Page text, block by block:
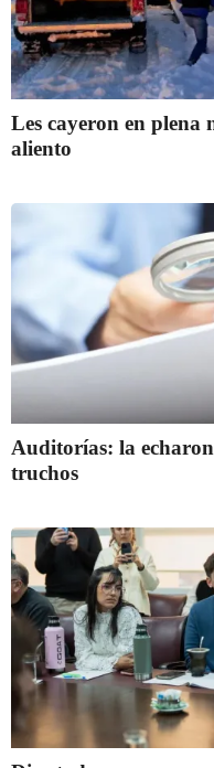
Les cayeron en plena
aliento
Auditorías: la
truchos